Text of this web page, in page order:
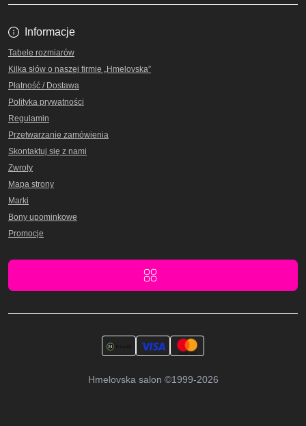
Informacje
Tabele rozmiarów
Kilka słów o naszej firmie „Hmelovska”
Płatność / Dostawa
Polityka prywatności
Regulamin
Przetwarzanie zamówienia
Skontaktuj się z nami
Zwroty
Mapa strony
Marki
Bony upominkowe
Promocje
Hmelovska salon ©1999-2026